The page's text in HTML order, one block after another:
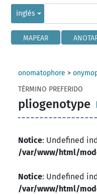
inglés
MAPEAR
onomatophore >
TÉRMINO PREFERIDO
pliogenotype
Notice: Undefined
/var/www/html/
Notice: Undefined
/var/www/html/